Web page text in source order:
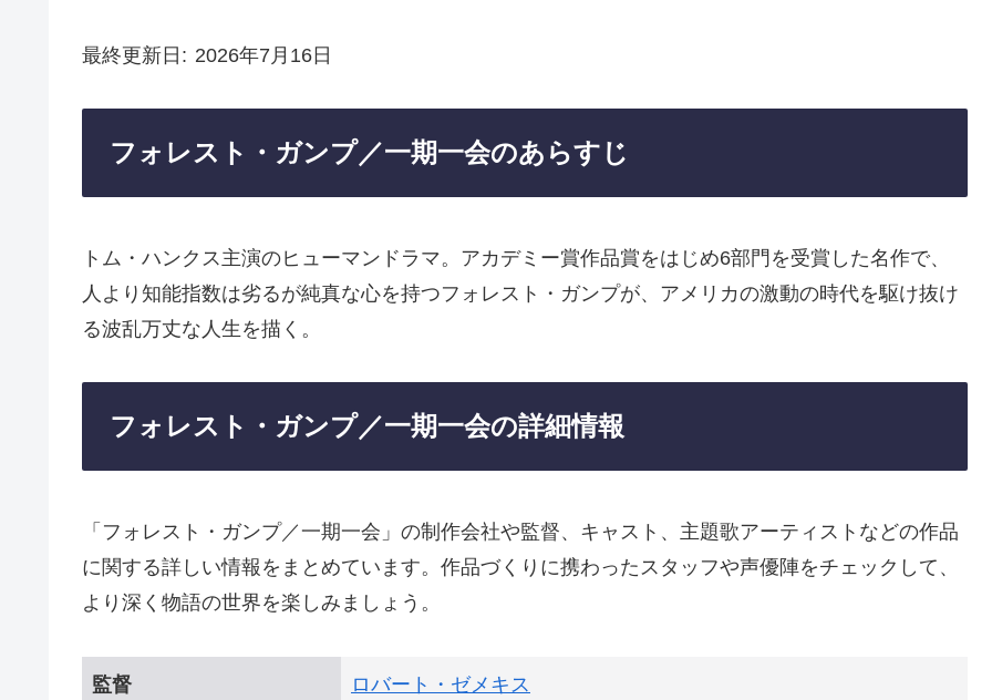
最終更新日 2026年7月16日
フォレスト・ガンプ／一期一会のあらすじ
トム・ハンクス主演のヒューマンドラマ。アカデミー賞作品賞をはじめ6部門を受賞した名作で、
人より知能指数は劣るが純真な心を持つフォレスト・ガンプが、アメリカの激動の時代を駆け抜け
る波乱万丈な人生を描く。
フォレスト・ガンプ／一期一会の詳細情報
「フォレスト・ガンプ／一期一会」の制作会社や監督、キャスト、主題歌アーティストなどの作品
に関する詳しい情報をまとめています。作品づくりに携わったスタッフや声優陣をチェックして、
より深く物語の世界を楽しみましょう。
監督 ロバート・ゼメキス